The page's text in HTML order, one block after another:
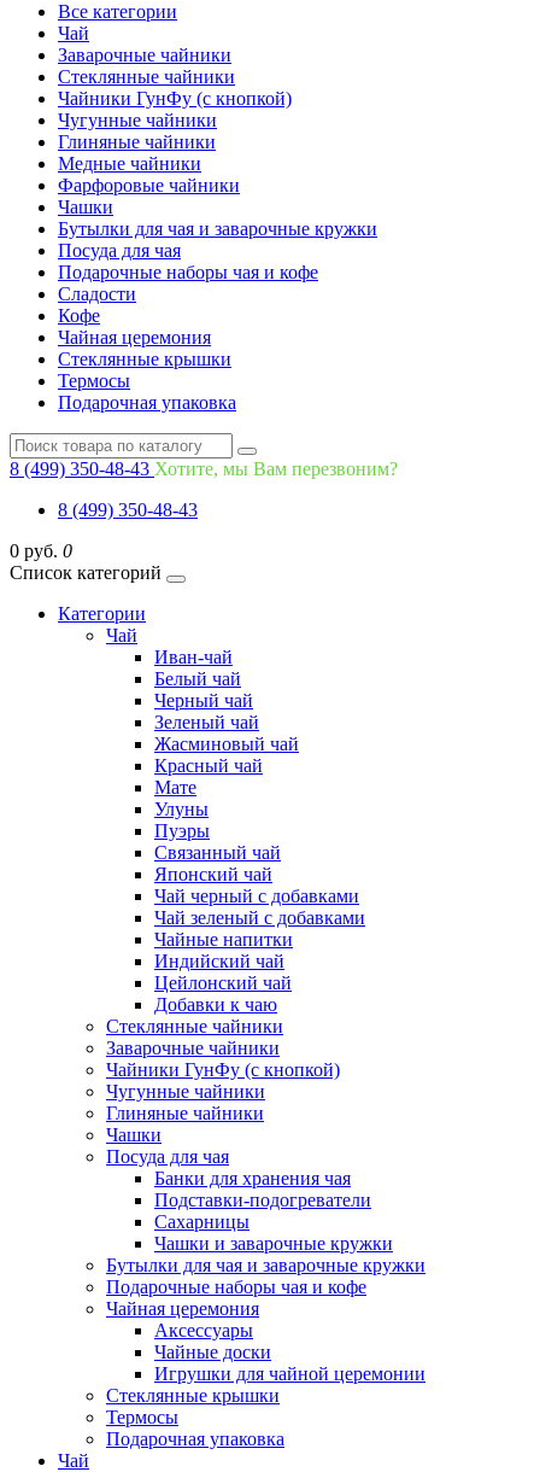
Все категории
Чай
Заварочные чайники
Стеклянные чайники
Чайники ГунФу (с кнопкой)
Чугунные чайники
Глиняные чайники
Медные чайники
Фарфоровые чайники
Чашки
Бутылки для чая и заварочные кружки
Посуда для чая
Подарочные наборы чая и кофе
Сладости
Кофе
Чайная церемония
Стеклянные крышки
Термосы
Подарочная упаковка
8 (499) 350-48-43 Хотите, мы Вам перезвоним?
8 (499) 350-48-43
0 руб. 0
Список категорий
Категории
Чай
Иван-чай
Белый чай
Черный чай
Зеленый чай
Жасминовый чай
Красный чай
Мате
Улуны
Пуэры
Связанный чай
Японский чай
Чай черный с добавками
Чай зеленый с добавками
Чайные напитки
Индийский чай
Цейлонский чай
Добавки к чаю
Стеклянные чайники
Заварочные чайники
Чайники ГунФу (с кнопкой)
Чугунные чайники
Глиняные чайники
Чашки
Посуда для чая
Банки для хранения чая
Подставки-подогреватели
Сахарницы
Чашки и заварочные кружки
Бутылки для чая и заварочные кружки
Подарочные наборы чая и кофе
Чайная церемония
Аксессуары
Чайные доски
Игрушки для чайной церемонии
Стеклянные крышки
Термосы
Подарочная упаковка
Чай